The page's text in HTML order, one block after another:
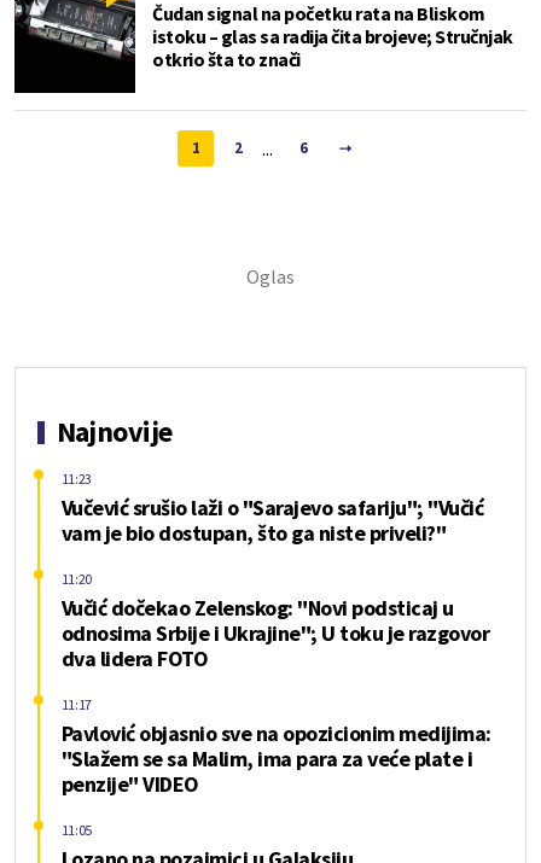
Čudan signal na početku rata na Bliskom
istoku – glas sa radija čita brojeve; Stručnjak
otkrio šta to znači
1 2 ... 6
Najnovije
Vučević srušio laži o "Sarajevo safariju"; "Vučić
vam je bio dostupan, što ga niste priveli?"
11:23
Vučić dočekao Zelenskog: "Novi podsticaj u
odnosima Srbije i Ukrajine"; U toku je razgovor
dva lidera FOTO
11:20
Pavlović objasnio sve na opozicionim medijima:
"Slažem se sa Malim, ima para za veće plate i
penzije" VIDEO
11:17
11:05